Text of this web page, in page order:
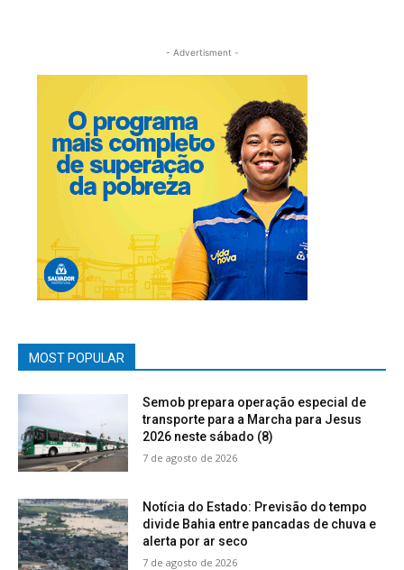
- Advertisment -
MOST POPULAR
Semob prepara operação especial de
transporte para a Marcha para Jesus
2026 neste sábado (8)
7 de agosto de 2026
Notícia do Estado: Previsão do tempo
divide Bahia entre pancadas de chuva e
alerta por ar seco
7 de agosto de 2026